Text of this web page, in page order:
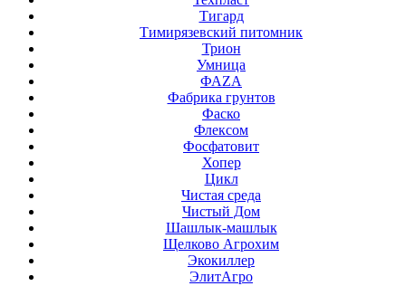
Тигард
Тимирязевский питомник
Трион
Умница
ФАZА
Фабрика грунтов
Фаско
Флексом
Фосфатовит
Хопер
Цикл
Чистая среда
Чистый Дом
Шашлык-машлык
Щелково Агрохим
Экокиллер
ЭлитАгро